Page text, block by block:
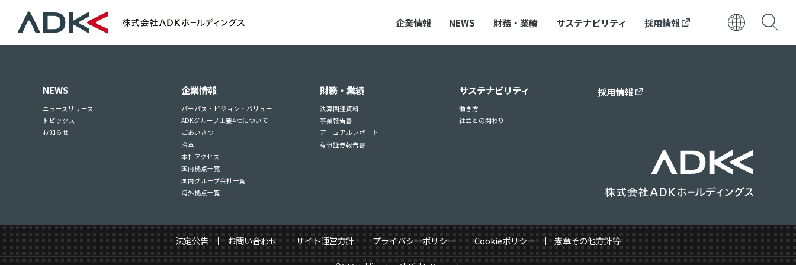
企業情報 NEWS 財務・業績 サステナビリティ 採用情報
NEWS
ニュースリリース
トピックス
お知らせ
企業情報
パーパス・ビジョン・バリュー
ADKグループ主要4社について
ごあいさつ
沿革
本社アクセス
国内拠点一覧
国内グループ会社一覧
海外拠点一覧
財務・業績
決算関連資料
事業報告書
アニュアルレポート
有価証券報告書
サステナビリティ
働き方
社会との関わり
採用情報
法定公告 お問い合わせ サイト運営方針 プライバシーポリシー Cookieポリシー 憲章その他方針等